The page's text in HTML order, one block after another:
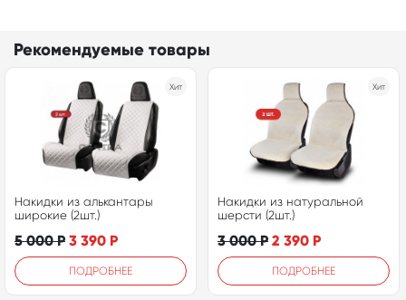
Рекомендуемые товары
Хит
Накидки из алькантары
широкие (2шт.)
5 000Р 3 390 Р
ПОДРОБНЕЕ
Хит
Накидки из натуральной
шерсти (2шт.)
3 000Р 2 390 Р
ПОДРОБНЕЕ